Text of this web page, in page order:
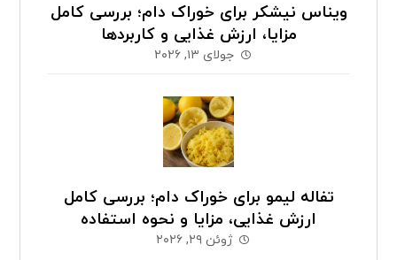
ویناس نیشکر برای خوراک دام؛ بررسی کامل
مزایا، ارزش غذایی و کاربردها
جولای ۱۳, ۲۰۲۶
تفاله لیمو برای خوراک دام؛ بررسی کامل
ارزش غذایی، مزایا و نحوه استفاده
ژوئن ۲۹, ۲۰۲۶